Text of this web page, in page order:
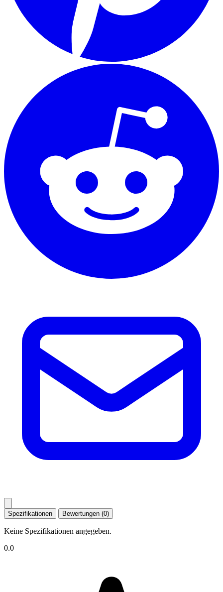
Spezifikationen Bewertungen (0)
Keine Spezifikationen angegeben.
0.0